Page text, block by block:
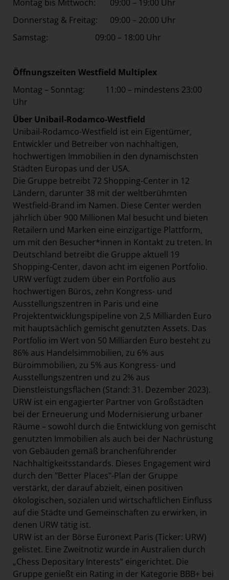
Montag bis Mittwoch: 09:00 – 19:00 Uhr
Donnerstag & Freitag: 09:00 – 20:00 Uhr
Samstag: 09:00 – 18:00 Uhr
Öffnungszeiten Westfield Multiplex
Montag – Sonntag: 11:00 – mindestens 23:00
Uhr
Über Unibail-Rodamco-Westfield
Unibail-Rodamco-Westfield ist ein Eigentümer,
Entwickler und Betreiber von nachhaltigen,
hochwertigen Immobilien in den dynamischsten
Städten Europas und der USA.
Die Gruppe betreibt 72 Shopping-Center in 12
Ländern, darunter 38 mit der weltberühmten
Westfield-Brand im Namen. Diese Center werden
jährlich über 900 Millionen Mal besucht und bieten
Retailern und Marken eine einzigartige Plattform,
um mit den Besucher*innen in Kontakt zu treten. In
Deutschland betreibt die Gruppe aktuell 19
Shopping-Center, davon acht im eigenen Portfolio.
URW verfügt zudem über ein Portfolio aus
hochwertigen Büros, zehn Kongress- und
Ausstellungszentren in Paris und eine
Projektentwicklungspipeline von 2,5 Milliarden Euro
mit hauptsächlich gemischt genutzten Assets. Das
Portfolio im Wert von 50 Milliarden Euro besteht zu
86% aus Handelsimmobilien, zu 6% aus
Büroimmobilien, zu 5% aus Kongress- und
Ausstellungszentren und zu 2% aus
Dienstleistungsflächen (Stand: 31. Dezember 2023).
URW ist ein engagierter Partner von Großstädten
bei der Erneuerung und Modernisierung urbaner
Räume – sowohl durch die Entwicklung von gemischt
genutzten Immobilien als auch bei der Nachrüstung
von Gebäuden gemäß branchenführender
Nachhaltigkeitsstandards. Dieses Engagement wird
durch den "Better Places"-Plan der Gruppe
verstärkt, der darauf abzielt, einen positiven
ökologischen, sozialen und wirtschaftlichen Einfluss
auf die Städte und Gemeinschaften zu erwirken, in
denen URW tätig ist.
URW ist an der Börse Euronext Paris (Ticker: URW)
gelistet. Eine Zweitnotiz wurde in Australien durch
„Chess Depositary Interests“ eingerichtet. Die
Gruppe genießt ein Rating in der Kategorie BBB+ bei